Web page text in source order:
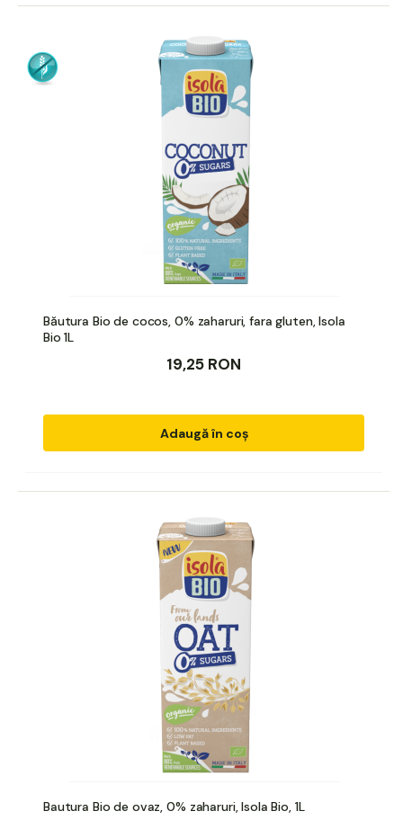
Băutura Bio de cocos, 0% zaharuri, fara gluten, Isola
Bio 1L
19,25 RON
Adaugă în coș
Bautura Bio de ovaz, 0% zaharuri, Isola Bio, 1L